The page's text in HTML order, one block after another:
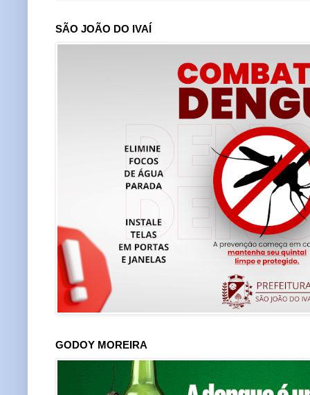
SÃO JOÃO DO IVAÍ
GODOY MOREIRA